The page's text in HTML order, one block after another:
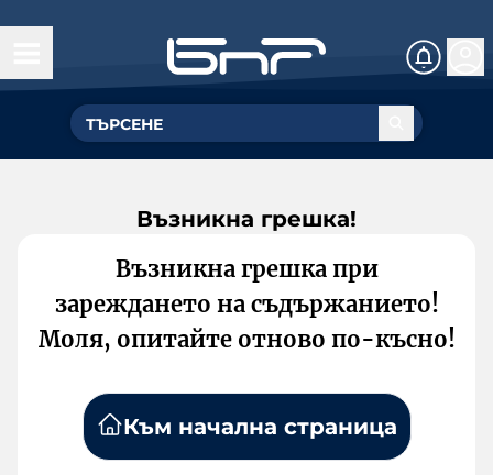
Възникна грешка!
Възникна грешка при
зареждането на съдържанието!
Моля, опитайте отново по-късно!
Към начална страница